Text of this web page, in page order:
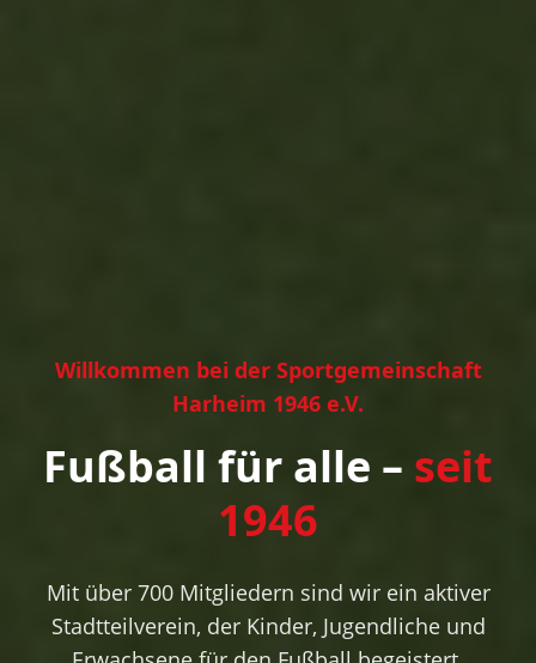
Willkommen bei der Sportgemeinschaft
Harheim 1946 e.V.
Fußball für alle – seit
1946
Mit über 700 Mitgliedern sind wir ein aktiver
Stadtteilverein, der Kinder, Jugendliche und